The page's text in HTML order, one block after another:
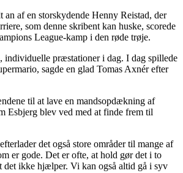
af en storskydende Henny Reistad, der
som denne skribent kan huske, scorede
League-kamp i den røde trøje.
individuelle præstationer i dag. I dag spillede
sagde en glad Tomas Axnér efter
til at lave en mandsopdækning af
Esbjerg blev ved med at finde frem til
det også store områder til mange af
er gode. Det er ofte, at hold gør det i to
det ikke hjælper. Vi kan også altid gå i syv